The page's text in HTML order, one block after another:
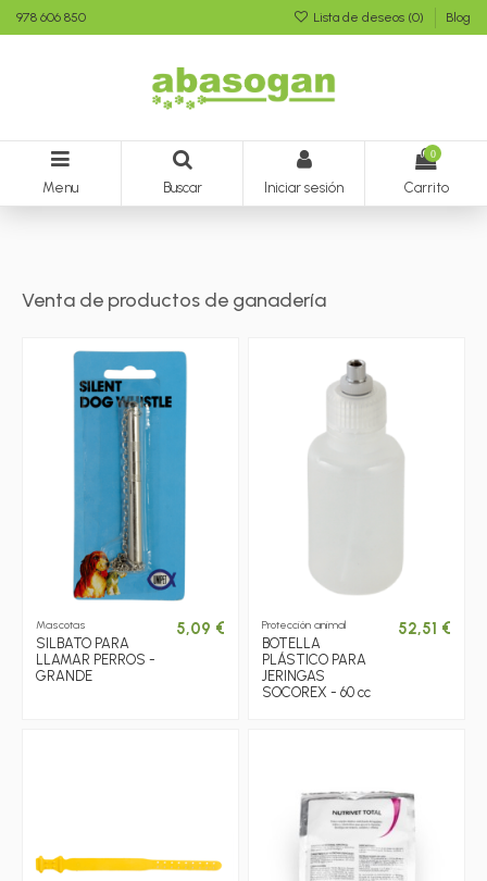
978 606 850 Lista de deseos (0) Blog
Menu Buscar Iniciar sesión
0
Carrito
Venta de productos de ganadería
Mascotas
SILBATO PARA
LLAMAR PERROS -
GRANDE
5,09 € Protección animal
BOTELLA
PLÁSTICO PARA
JERINGAS
SOCOREX - 60 cc
52,51 €